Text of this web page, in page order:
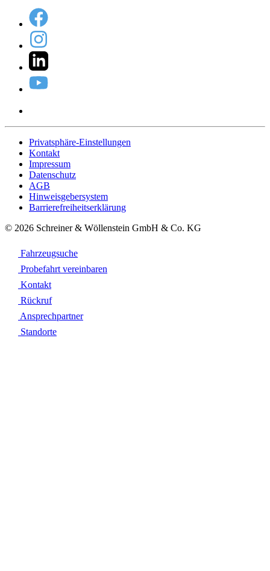
Privatsphäre-Einstellungen
Kontakt
Impressum
Datenschutz
AGB
Hinweisgebersystem
Barrierefreiheitserklärung
© 2026 Schreiner & Wöllenstein GmbH & Co. KG
Fahrzeugsuche
Probefahrt vereinbaren
Kontakt
Rückruf
Ansprechpartner
Standorte